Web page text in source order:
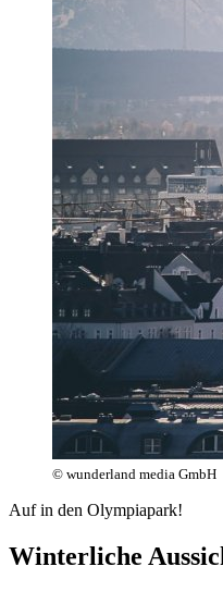
© wunderland media GmbH
Auf in den Olympiapark!
Winterliche